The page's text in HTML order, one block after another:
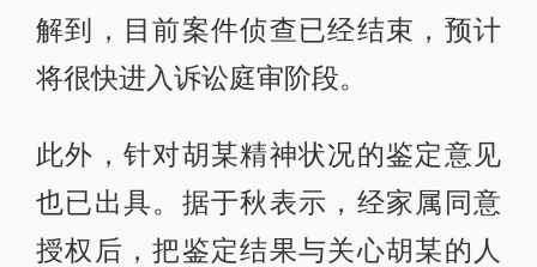
解到，目前案件侦查已经结束，预计
将很快进入诉讼庭审阶段。
此外，针对胡某精神状况的鉴定意见
也已出具。据于秋表示，经家属同意
授权后，把鉴定结果与关心胡某的人